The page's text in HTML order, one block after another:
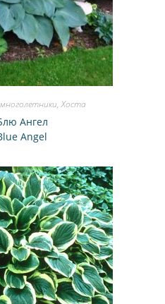
,Хоста
Ангел
Angel